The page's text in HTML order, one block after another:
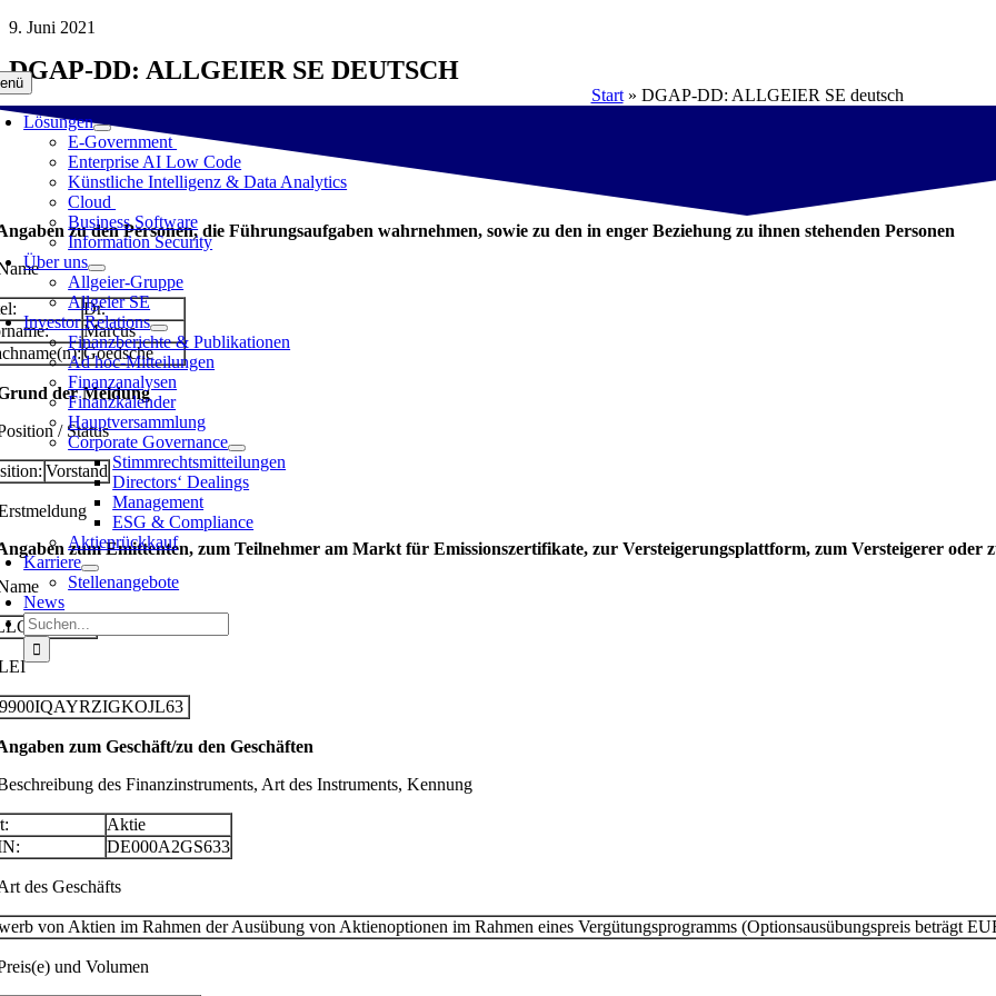
Zum
springen
Lösungen
E-Government
Enterprise AI Low Code
Künstliche Intelligenz & Data Analytics
Cloud
Business Software
Information Security
Über uns
Allgeier-Gruppe
Allgeier SE
Investor Relations
Finanzberichte & Publikationen
Ad hoc-Mitteilungen
Finanzanalysen
Finanzkalender
Hauptversammlung
Corporate Governance
Stimmrechtsmitteilungen
Directors‘ Dealings
Management
ESG & Compliance
Aktienrückkauf
Karriere
Stellenangebote
News
Suche
nach:
9. Juni 2021
DGAP-DD: ALLGEIER SE DEUTSCH
Start» DGAP-DD: ALLGEIER SE deutsch
zu den Personen, die Führungsaufgaben wahrnehmen, sowie zu den in enger Beziehung zu ihnen stehenden Personen
Dr.
Marcus
Goedsche
der Meldung
/ Status
Vorstand
zum Emittenten, zum Teilnehmer am Markt für Emissionszertifikate, zur Versteigerungsplattform, zum Versteigerer oder
SE
zum Geschäft/zu den Geschäften
des Finanzinstruments, Art des Instruments, Kennung
Aktie
DE000A2GS633
des Geschäfts
von Aktien im Rahmen der Ausübung von Aktienoptionen im Rahmen eines Vergütungsprogramms (Optionsausübungspreis beträgt
und Volumen